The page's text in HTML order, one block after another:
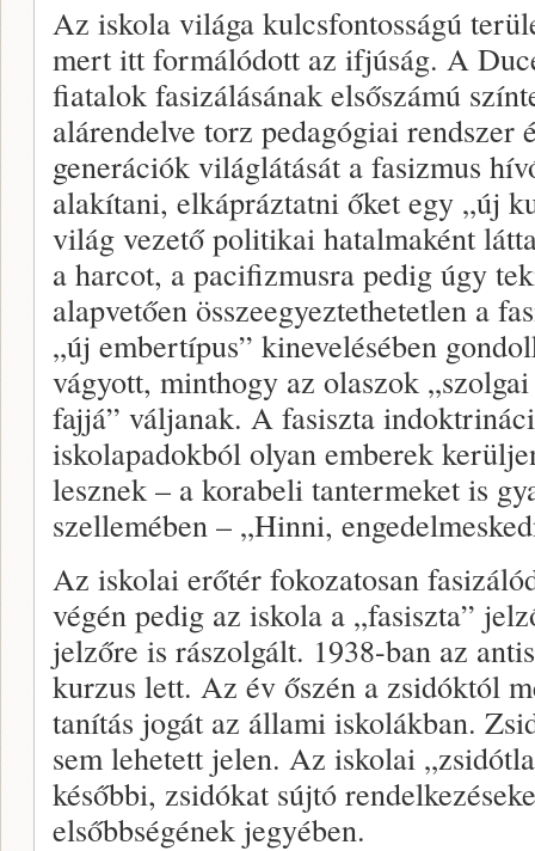
Az iskola világa kulcsfontosságú
mert itt formálódott az ifjúság. A
fiatalok fasizálásának elsőszámú
alárendelve torz pedagógiai
generációk világlátását a fasizmus
alakítani, elkápráztatni őket egy „új
világ vezető politikai hatalmaként
a harcot, a pacifizmusra pedig úgy
alapvetően összeegyeztethetetlen a
„új embertípus” kinevelésében
vágyott, minthogy az olaszok
fajjá” váljanak. A fasiszta
iskolapadokból olyan emberek
lesznek – a korabeli tantermeket is
szellemében – „Hinni,
Az iskolai erőtér fokozatosan
végén pedig az iskola a „fasiszta”
jelzőre is rászolgált. 1938-ban az
kurzus lett. Az év őszén a zsidóktól
tanítás jogát az állami iskolákban.
sem lehetett jelen. Az iskolai
későbbi, zsidókat sújtó
elsőbbségének jegyében.